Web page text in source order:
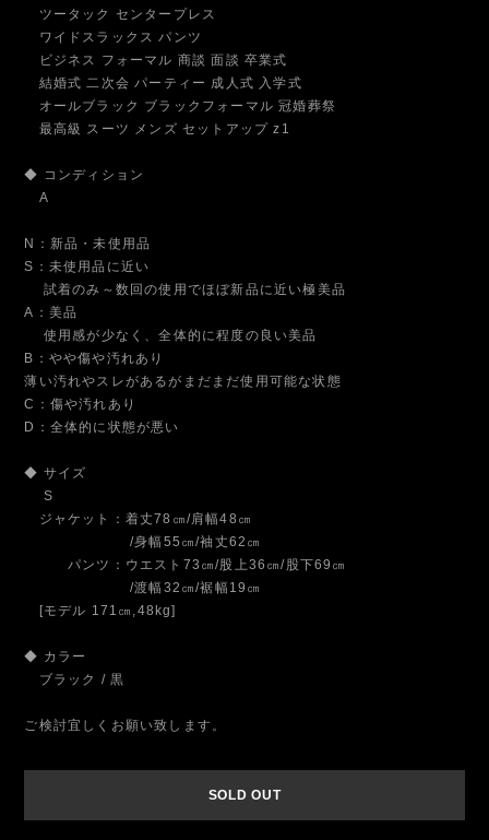
ツータック センタープレス
ワイドスラックス パンツ
ビジネス フォーマル 商談 面談 卒業式
結婚式 二次会 パーティー 成人式 入学式
オールブラック ブラックフォーマル 冠婚葬祭
最高級 スーツ メンズ セットアップ z1
◆ コンディション
A
N：新品・未使用品
S：未使用品に近い
試着のみ～数回の使用でほぼ新品に近い極美品
A：美品
使用感が少なく、全体的に程度の良い美品
B：やや傷や汚れあり
薄い汚れやスレがあるがまだまだ使用可能な状態
C：傷や汚れあり
D：全体的に状態が悪い
◆ サイズ
S
ジャケット：着丈78㎝/肩幅48㎝
/身幅55㎝/袖丈62㎝
パンツ：ウエスト73㎝/股上36㎝/股下69㎝
/渡幅32㎝/裾幅19㎝
[モデル 171㎝,48kg]
◆ カラー
ブラック / 黒
ご検討宜しくお願い致します。
SOLD OUT